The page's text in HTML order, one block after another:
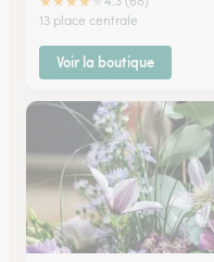
13 place centrale
Voir la boutique